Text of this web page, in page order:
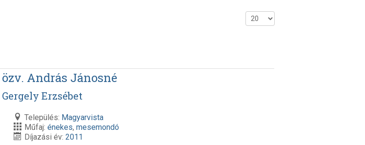
özv. András Jánosné
Gergely Erzsébet
Település: Magyarvista
Műfaj:énekes,mesemondó
Díjazási év:2011